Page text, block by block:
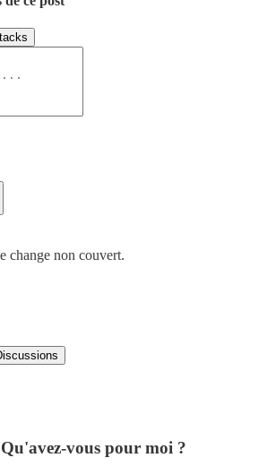
change non couvert.
vous pour moi ?